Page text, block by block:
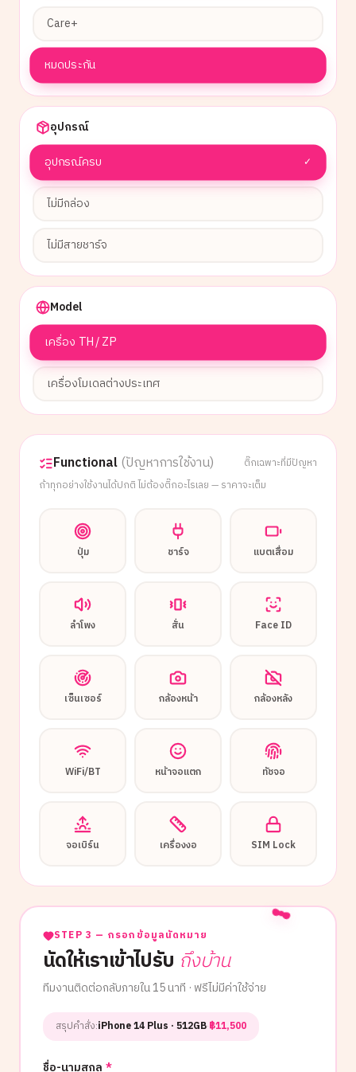
Care+
หมดประกัน
อุปกรณ์
อุปกรณ์ครบ ✓
ไม่มีกล่อง
ไม่มีสายชาร์จ
Model
เครื่อง TH / ZP
เครื่องโมเดลต่างประเทศ
Functional(ปัญหาการใช้งาน)
ติ๊กเฉพาะที่มีปัญหา
ถ้าทุกอย่างใช้งานได้ปกติ ไม่ต้องติ๊กอะไรเลย — ราคาจะเต็ม
ปุ่ม ชาร์จ แบตเสื่อม
ลำโพง สั่น Face ID
เซ็นเซอร์ กล้องหน้า กล้องหลัง
WiFi/BT หน้าจอแตก ทัชจอ
จอเบิร์น เครื่องงอ SIM Lock
STEP 3 — กรอกข้อมูลนัดหมาย
นัดให้เราเข้าไปรับ ถึงบ้าน
ทีมงานติดต่อกลับภายใน 15 นาที · ฟรีไม่มีค่าใช้จ่าย
สรุปคำสั่ง:iPhone 14 Plus · 512GB·฿11,500
ชื่อ-นามสกุล *